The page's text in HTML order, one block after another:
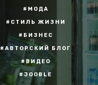
#МОДА
#СТИЛЬ ЖИЗНИ
#БИЗНЕС
#АВТОРСКИЙ БЛОГ
#ВИДЕО
#JOOBLE